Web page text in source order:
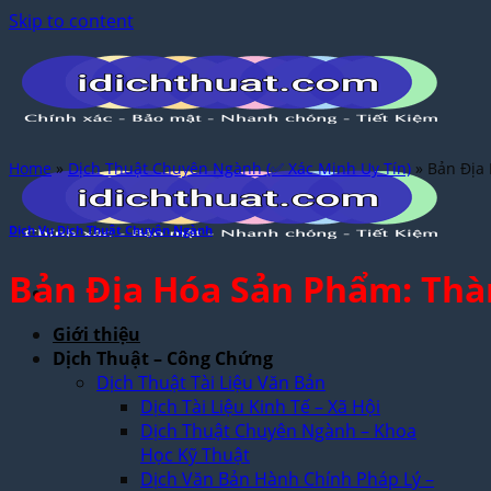
Skip to content
Giới thiệu
Dịch Thuật – Công Chứng
Dịch Thuật Tài Liệu Văn Bản
Dịch Tài Liệu Kinh Tế – Xã Hội
Dịch Thuật Chuyên Ngành – Khoa
Học Kỹ Thuật
Dịch Văn Bản Hành Chính Pháp Lý –
Home»Dịch Thuật Chuyên Ngành (✅ Xác Minh Uy Tín) » Bản Địa
Dịch Vụ Dịch Thuật Chuyên Ngành
Bản Địa Hóa Sản Phẩm: